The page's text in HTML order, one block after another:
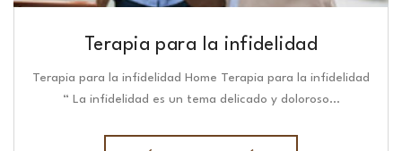
Terapia para la infidelidad
Terapia para la infidelidad Home Terapia para la infidelidad
“ La infidelidad es un tema delicado y doloroso…